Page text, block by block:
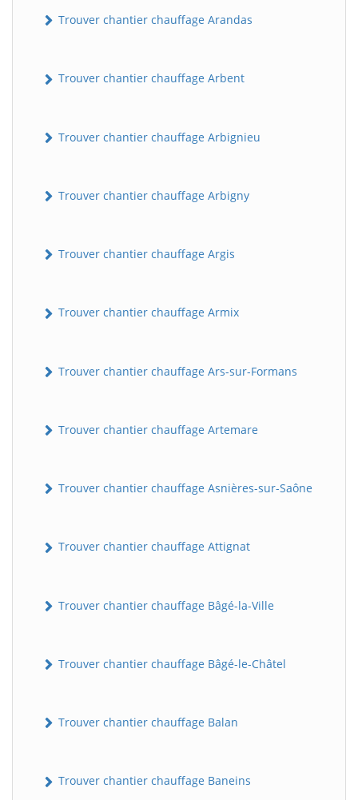
Trouver chantier chauffage Arandas
Trouver chantier chauffage Arbent
Trouver chantier chauffage Arbignieu
Trouver chantier chauffage Arbigny
Trouver chantier chauffage Argis
Trouver chantier chauffage Armix
Trouver chantier chauffage Ars-sur-Formans
Trouver chantier chauffage Artemare
Trouver chantier chauffage Asnières-sur-Saône
Trouver chantier chauffage Attignat
Trouver chantier chauffage Bâgé-la-Ville
Trouver chantier chauffage Bâgé-le-Châtel
Trouver chantier chauffage Balan
Trouver chantier chauffage Baneins